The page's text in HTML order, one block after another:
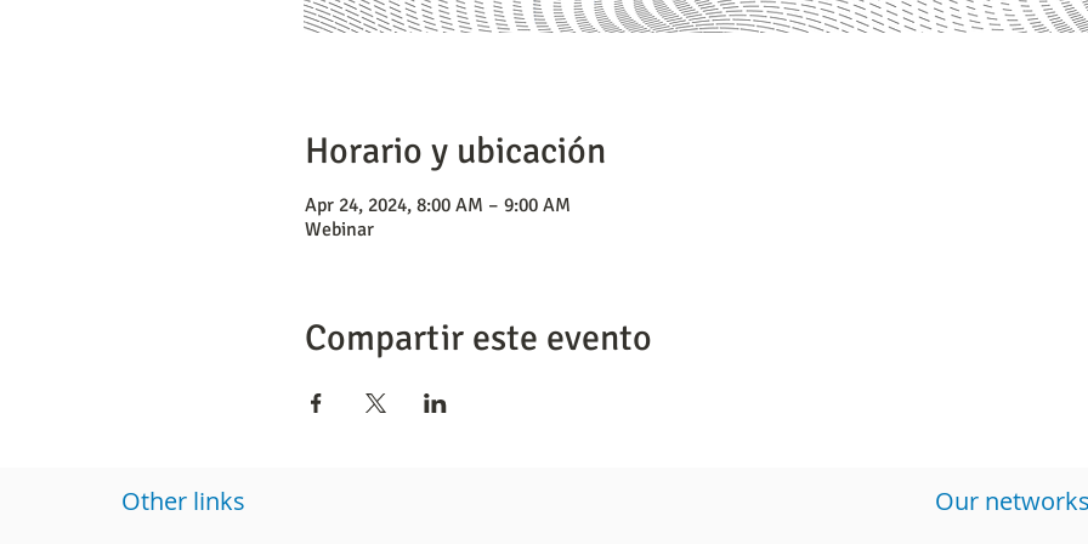
Horario y ubicación
Apr 24, 2024, 8:00 AM – 9:00 AM
Webinar
Compartir este evento
Other links ​Our